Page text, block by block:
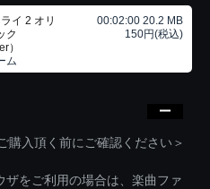
イ 2 オリ
ク
）
ム
00:02:00 20.2 MB
150円(税込)
入頂く前にご確認ください＞
をご利用の場合は、楽曲ファ